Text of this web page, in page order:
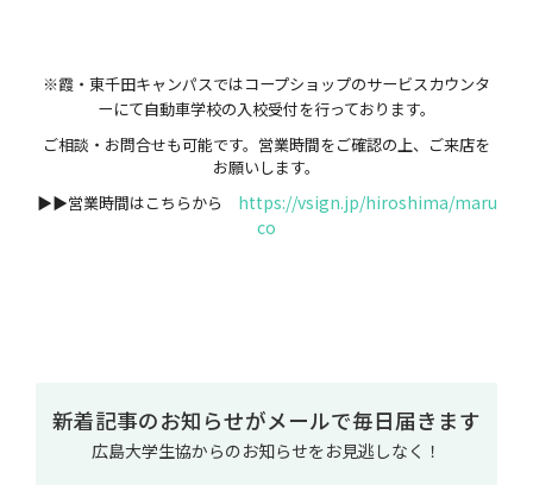
※霞・東千田キャンパスではコープショップのサービスカウンタ
ーにて自動車学校の入校受付を行っております。
ご相談・お問合せも可能です。営業時間をご確認の上、ご来店を
お願いします。
▶▶営業時間はこちらから https://vsign.jp/hiroshima/maru
co
新着記事のお知らせがメールで毎日届きます
広島大学生協からのお知らせをお見逃しなく！